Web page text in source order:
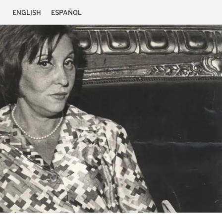
ENGLISH ESPAÑOL